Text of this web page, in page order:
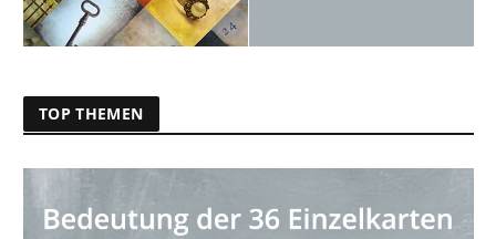
TOP THEMEN